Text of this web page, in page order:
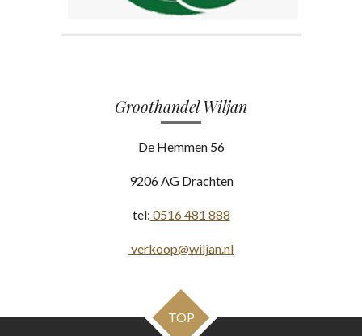
Groothandel Wiljan
De Hemmen 56
9206 AG Drachten
tel: 0516 481 888
verkoop@wiljan.nl
TOP